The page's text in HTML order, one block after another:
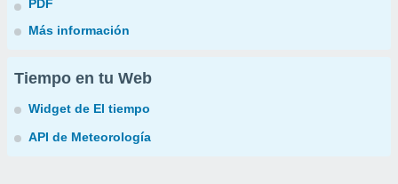
PDF
Más información
Tiempo en tu Web
Widget de El tiempo
API de Meteorología